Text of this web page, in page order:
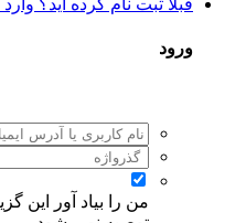
قبلا ثبت نام کرده اید؟
ورود
من را بیاد آور
این